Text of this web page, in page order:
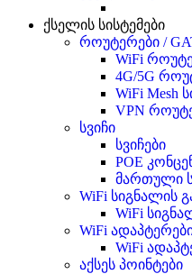
ქსელის სისტემები
როუტერები /
WiFi
4G/5G
WiFi Mesh
VPN
სვიჩი
სვიჩები
POE
მართული
WiFi სიგნალის
WiFi
WiFi
WiFi
აქსეს პოინტები